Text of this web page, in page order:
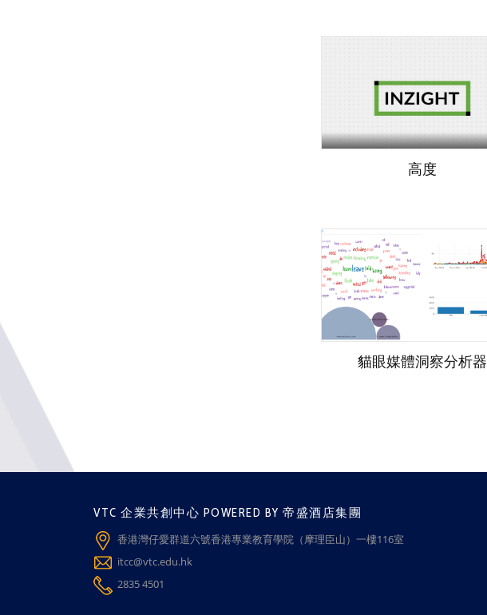
高度
貓眼媒體洞察分析器
VTC 企業共創中心 POWERED BY 帝盛酒店集團
香港灣仔愛群道六號香港專業教育學院（摩理臣山）一樓116室
itcc@vtc.edu.hk
2835 4501